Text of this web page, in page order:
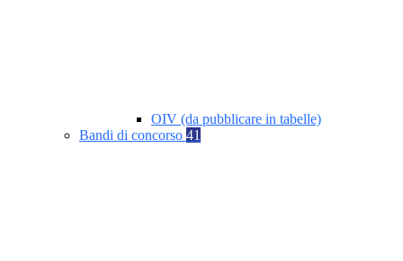
OIV (da pubblicare in tabelle)
Bandi di concorso 41